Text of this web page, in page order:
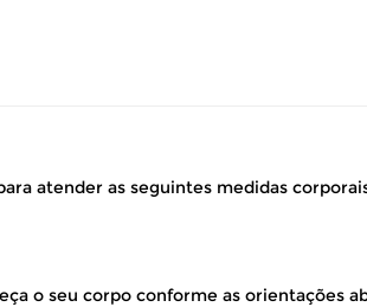
atender as seguintes medidas
o seu corpo conforme as orientações